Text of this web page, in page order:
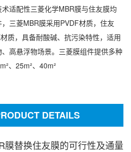
适配性‌三菱化学MBR膜与住友膜均
三菱MBR膜采用PVDF材质，住友
质，具备耐酸碱、抗污染特性，适用
高悬浮物场景。三菱膜组件提供多种
、25m²、40m²
DETAILS
膜替换住友膜的可行性及通量